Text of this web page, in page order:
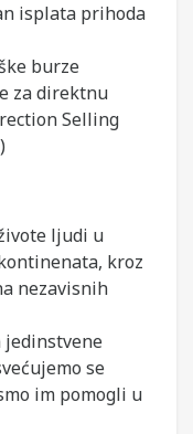
isplata prihoda
burze
za direktnu
Selling
ljudi u
kroz
nezavisnih
jedinstvene
se
im pomogli u